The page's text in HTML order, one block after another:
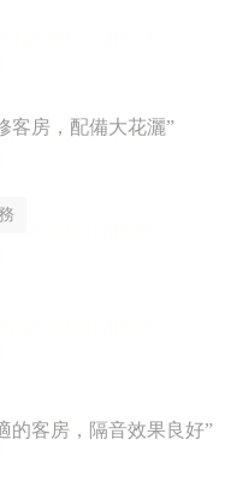
客房，配備大花灑”
的客房，隔音效果良好”